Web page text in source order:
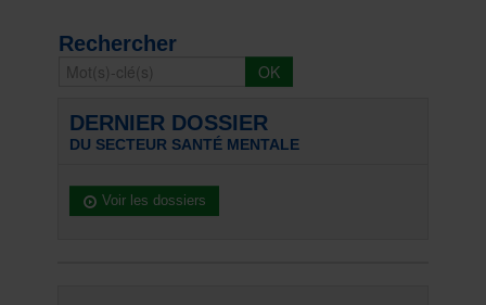
Rechercher
DERNIER DOSSIER
DU SECTEUR SANTÉ MENTALE
Voir les dossiers